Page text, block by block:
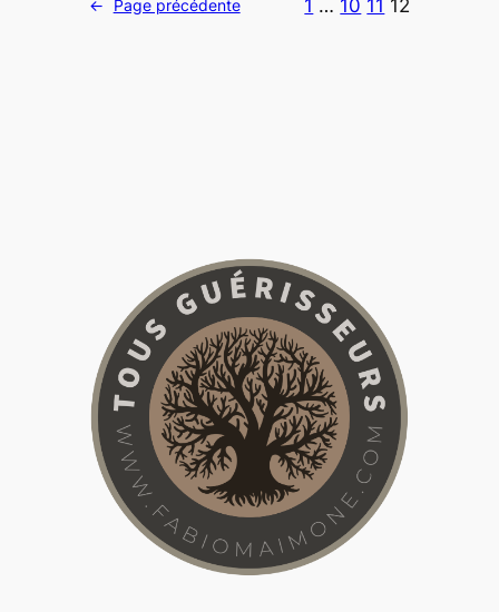
← Page précédente 1 … 10 11 12